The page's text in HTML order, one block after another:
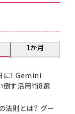
1か月
に！ Gemini
す活用術8選
法則とは？ グー